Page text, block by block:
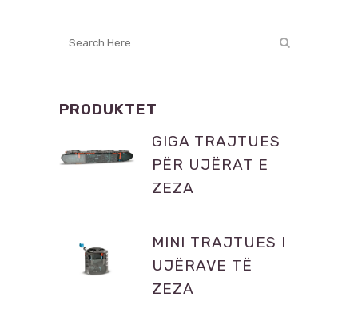
PRODUKTET
GIGA TRAJTUES
PËR UJËRAT E
ZEZA
MINI TRAJTUES I
UJËRAVE TË
ZEZA